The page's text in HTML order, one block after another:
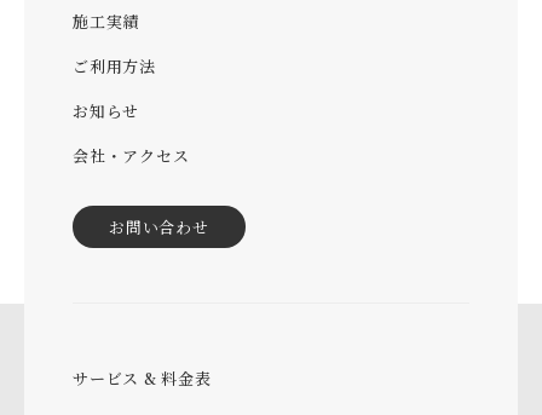
施工実績
ご利用方法
お知らせ
会社・アクセス
お問い合わせ
サービス & 料金表